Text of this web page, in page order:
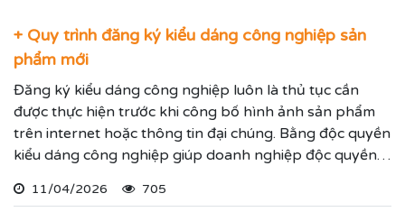
+ Quy trình đăng ký kiểu dáng công nghiệp sản
phẩm mới
Đăng ký kiểu dáng công nghiệp luôn là thủ tục cần
được thực hiện trước khi công bố hình ảnh sản phẩm
trên internet hoặc thông tin đại chúng. Bằng độc quyền
kiểu dáng công nghiệp giúp doanh nghiệp độc quyền
hạn đến 15 năm.
11/04/2026 705